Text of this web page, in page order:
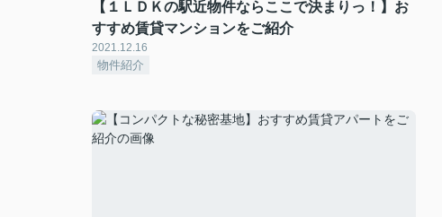
【１ＬＤＫの駅近物件ならここで決まりっ！】お
すすめ賃貸マンションをご紹介
2021.12.16
物件紹介